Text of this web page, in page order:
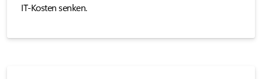
IT-Kosten senken.